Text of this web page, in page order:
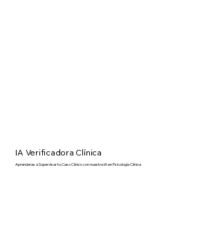
IA Verificadora Clínica
Aprenderas a Supervisar tu Caso Clínico con nuestra IA en Psicología Clínica